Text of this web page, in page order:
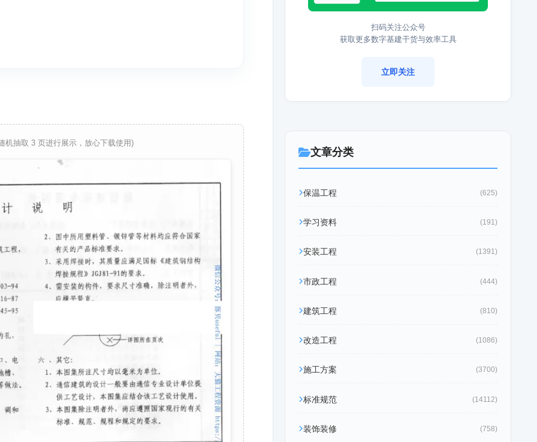
机抽取 3 页进行展示，放心下载使用)
扫码关注公众号
获取更多数字基建干货与效率工具
立即关注
文章分类
保温工程 (625)
学习资料 (191)
安装工程 (1391)
市政工程 (444)
建筑工程 (810)
改造工程 (1086)
施工方案 (3700)
标准规范 (14112)
装饰装修 (758)